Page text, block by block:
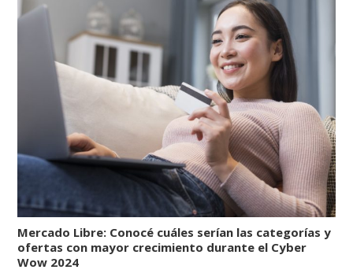
Mercado Libre: Conocé cuáles serían las categorías y
ofertas con mayor crecimiento durante el Cyber
Wow 2024